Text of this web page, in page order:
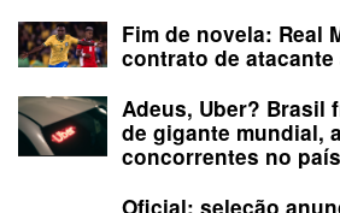
Fim de novela: Real
contrato de atacante
Adeus, Uber? Brasil
de gigante mundial,
concorrentes no país